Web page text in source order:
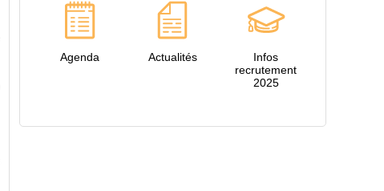
Agenda Actualités
Infos
recrutement
2025